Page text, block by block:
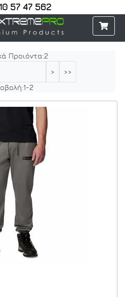
57 47 562
Προιόντα:2
>
>>
1-2